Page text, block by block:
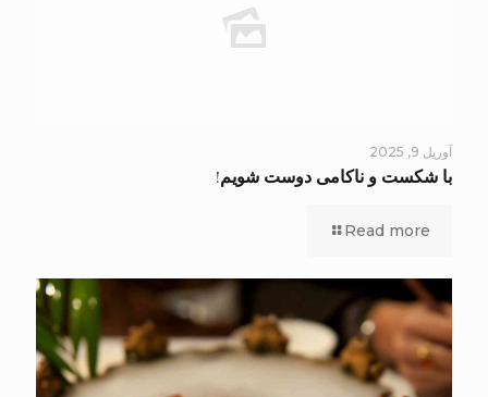
آوریل 9, 2025
با شکست و ناکامی دوست شویم!
Read more